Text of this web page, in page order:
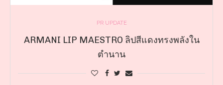
PR UPDATE
ARMANI LIP MAESTRO ลิปสีแดงทรงพลังใน
ตำนาน